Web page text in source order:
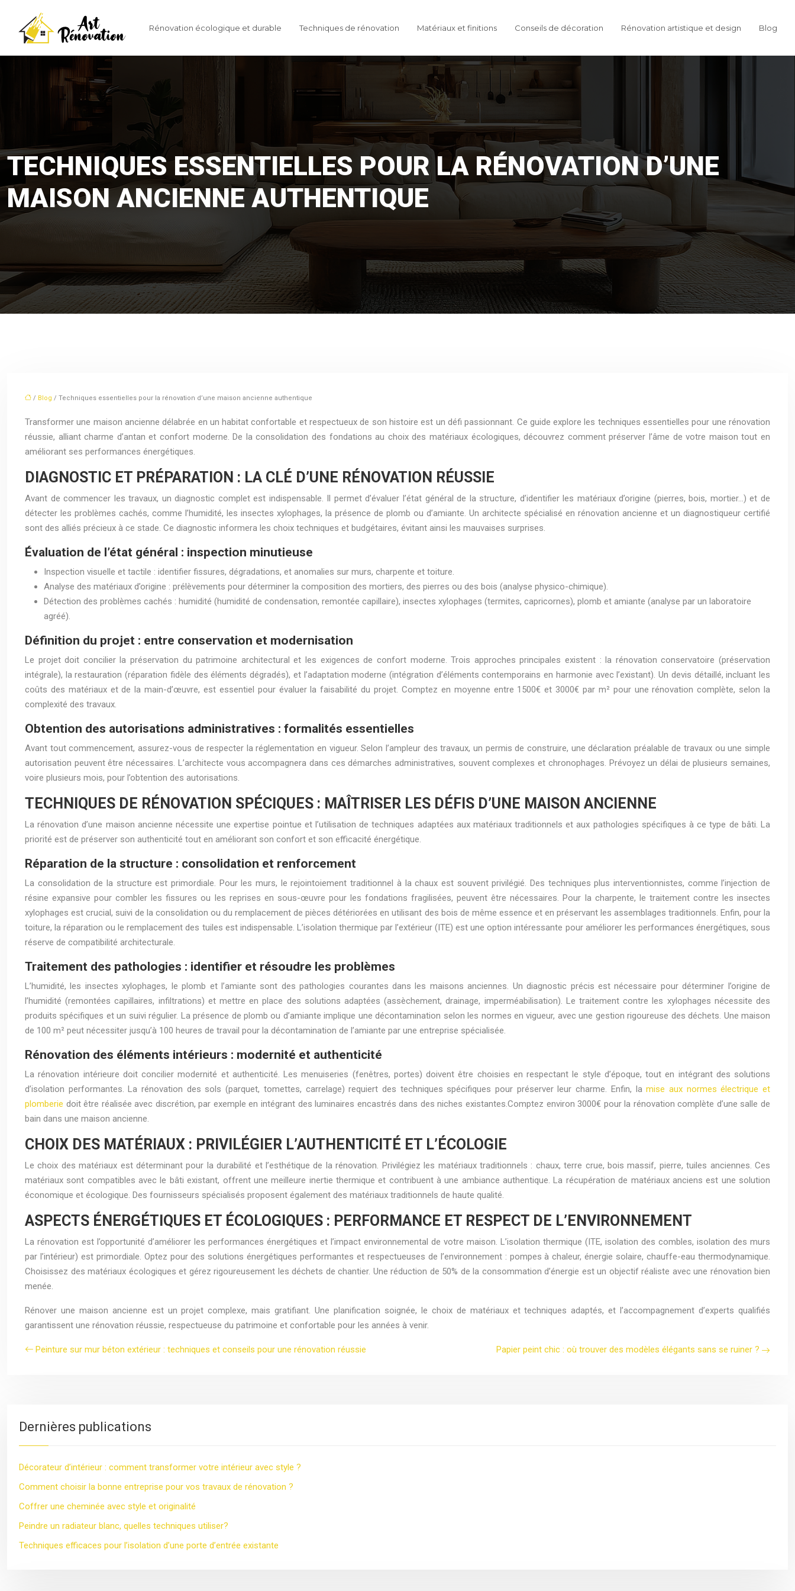
Rénovation écologique et durable Techniques de rénovation Matériaux et finitions Conseils de décoration Rénovation artistique et design Blog
TECHNIQUES ESSENTIELLES POUR LA RÉNOVATION D’UNE
MAISON ANCIENNE AUTHENTIQUE
/ Blog / Techniques essentielles pour la rénovation d’une maison ancienne authentique
Transformer une maison ancienne délabrée en un habitat confortable et respectueux de son histoire est un défi passionnant. Ce guide explore les techniques essentielles pour une rénovation
réussie, alliant charme d’antan et confort moderne. De la consolidation des fondations au choix des matériaux écologiques, découvrez comment préserver l’âme de votre maison tout en
améliorant ses performances énergétiques.
DIAGNOSTIC ET PRÉPARATION : LA CLÉ D’UNE RÉNOVATION RÉUSSIE
Avant de commencer les travaux, un diagnostic complet est indispensable. Il permet d’évaluer l’état général de la structure, d’identifier les matériaux d’origine (pierres, bois, mortier…) et de
détecter les problèmes cachés, comme l’humidité, les insectes xylophages, la présence de plomb ou d’amiante. Un architecte spécialisé en rénovation ancienne et un diagnostiqueur certifié
sont des alliés précieux à ce stade. Ce diagnostic informera les choix techniques et budgétaires, évitant ainsi les mauvaises surprises.
Évaluation de l’état général : inspection minutieuse
Inspection visuelle et tactile : identifier fissures, dégradations, et anomalies sur murs, charpente et toiture.
Analyse des matériaux d’origine : prélèvements pour déterminer la composition des mortiers, des pierres ou des bois (analyse physico-chimique).
Détection des problèmes cachés : humidité (humidité de condensation, remontée capillaire), insectes xylophages (termites, capricornes), plomb et amiante (analyse par un laboratoire
agréé).
Définition du projet : entre conservation et modernisation
Le projet doit concilier la préservation du patrimoine architectural et les exigences de confort moderne. Trois approches principales existent : la rénovation conservatoire (préservation
intégrale), la restauration (réparation fidèle des éléments dégradés), et l’adaptation moderne (intégration d’éléments contemporains en harmonie avec l’existant). Un devis détaillé, incluant les
coûts des matériaux et de la main-d’œuvre, est essentiel pour évaluer la faisabilité du projet. Comptez en moyenne entre 1500€ et 3000€ par m² pour une rénovation complète, selon la
complexité des travaux.
Obtention des autorisations administratives : formalités essentielles
Avant tout commencement, assurez-vous de respecter la réglementation en vigueur. Selon l’ampleur des travaux, un permis de construire, une déclaration préalable de travaux ou une simple
autorisation peuvent être nécessaires. L’architecte vous accompagnera dans ces démarches administratives, souvent complexes et chronophages. Prévoyez un délai de plusieurs semaines,
voire plusieurs mois, pour l’obtention des autorisations.
TECHNIQUES DE RÉNOVATION SPÉCIQUES : MAÎTRISER LES DÉFIS D’UNE MAISON ANCIENNE
La rénovation d’une maison ancienne nécessite une expertise pointue et l’utilisation de techniques adaptées aux matériaux traditionnels et aux pathologies spécifiques à ce type de bâti. La
priorité est de préserver son authenticité tout en améliorant son confort et son efficacité énergétique.
Réparation de la structure : consolidation et renforcement
La consolidation de la structure est primordiale. Pour les murs, le rejointoiement traditionnel à la chaux est souvent privilégié. Des techniques plus interventionnistes, comme l’injection de
résine expansive pour combler les fissures ou les reprises en sous-œuvre pour les fondations fragilisées, peuvent être nécessaires. Pour la charpente, le traitement contre les insectes
xylophages est crucial, suivi de la consolidation ou du remplacement de pièces détériorées en utilisant des bois de même essence et en préservant les assemblages traditionnels. Enfin, pour la
toiture, la réparation ou le remplacement des tuiles est indispensable. L’isolation thermique par l’extérieur (ITE) est une option intéressante pour améliorer les performances énergétiques, sous
réserve de compatibilité architecturale.
Traitement des pathologies : identifier et résoudre les problèmes
L’humidité, les insectes xylophages, le plomb et l’amiante sont des pathologies courantes dans les maisons anciennes. Un diagnostic précis est nécessaire pour déterminer l’origine de
l’humidité (remontées capillaires, infiltrations) et mettre en place des solutions adaptées (assèchement, drainage, imperméabilisation). Le traitement contre les xylophages nécessite des
produits spécifiques et un suivi régulier. La présence de plomb ou d’amiante implique une décontamination selon les normes en vigueur, avec une gestion rigoureuse des déchets. Une maison
de 100 m² peut nécessiter jusqu’à 100 heures de travail pour la décontamination de l’amiante par une entreprise spécialisée.
Rénovation des éléments intérieurs : modernité et authenticité
La rénovation intérieure doit concilier modernité et authenticité. Les menuiseries (fenêtres, portes) doivent être choisies en respectant le style d’époque, tout en intégrant des solutions
d’isolation performantes. La rénovation des sols (parquet, tomettes, carrelage) requiert des techniques spécifiques pour préserver leur charme. Enfin, lamise aux normes électrique et
plomberie doit être réalisée avec discrétion, par exemple en intégrant des luminaires encastrés dans des niches existantes.Comptez environ 3000€ pour la rénovation complète d’une salle de
bain dans une maison ancienne.
CHOIX DES MATÉRIAUX : PRIVILÉGIER L’AUTHENTICITÉ ET L’ÉCOLOGIE
Le choix des matériaux est déterminant pour la durabilité et l’esthétique de la rénovation. Privilégiez les matériaux traditionnels : chaux, terre crue, bois massif, pierre, tuiles anciennes. Ces
matériaux sont compatibles avec le bâti existant, offrent une meilleure inertie thermique et contribuent à une ambiance authentique. La récupération de matériaux anciens est une solution
économique et écologique. Des fournisseurs spécialisés proposent également des matériaux traditionnels de haute qualité.
ASPECTS ÉNERGÉTIQUES ET ÉCOLOGIQUES : PERFORMANCE ET RESPECT DE L’ENVIRONNEMENT
La rénovation est l’opportunité d’améliorer les performances énergétiques et l’impact environnemental de votre maison. L’isolation thermique (ITE, isolation des combles, isolation des murs
par l’intérieur) est primordiale. Optez pour des solutions énergétiques performantes et respectueuses de l’environnement : pompes à chaleur, énergie solaire, chauffe-eau thermodynamique.
Choisissez des matériaux écologiques et gérez rigoureusement les déchets de chantier. Une réduction de 50% de la consommation d’énergie est un objectif réaliste avec une rénovation bien
menée.
Rénover une maison ancienne est un projet complexe, mais gratifiant. Une planification soignée, le choix de matériaux et techniques adaptés, et l’accompagnement d’experts qualifiés
garantissent une rénovation réussie, respectueuse du patrimoine et confortable pour les années à venir.
Peinture sur mur béton extérieur : techniques et conseils pour une rénovation réussie Papier peint chic : où trouver des modèles élégants sans se ruiner ?
Dernières publications
Décorateur d’intérieur : comment transformer votre intérieur avec style ?
Comment choisir la bonne entreprise pour vos travaux de rénovation ?
Coffrer une cheminée avec style et originalité
Peindre un radiateur blanc, quelles techniques utiliser?
Techniques efficaces pour l’isolation d’une porte d’entrée existante